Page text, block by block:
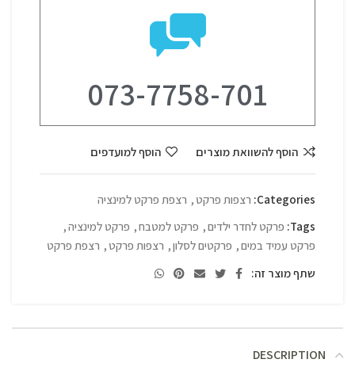
073-7758-701
הוסף להשוואת מוצרים הוסף למועדפים
Categories: רצפות פרקט , רצפת פרקט למינציה
Tags: פרקט לחדר ילדים, פרקט למטבח, פרקט למינציה,
פרקט עמיד במים, פרקטים לסלון, רצפות פרקט , רצפת פרקט
שתף מוצר זה:
DESCRIPTION